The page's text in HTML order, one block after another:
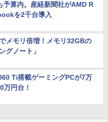
予算内。産経新聞社がAMD R
を2千台導入
メモリ倍増！メモリ32GBの
グノート」
Ti搭載ゲーミングPCが7万
万円台！